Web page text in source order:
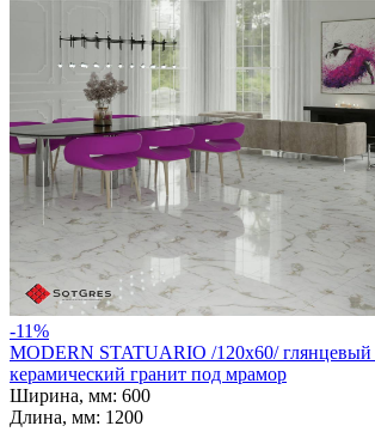
-11%
MODERN STATUARIO /120х60/
керамический гранит под мрамор
Ширина, мм: 600
Длина, мм: 1200